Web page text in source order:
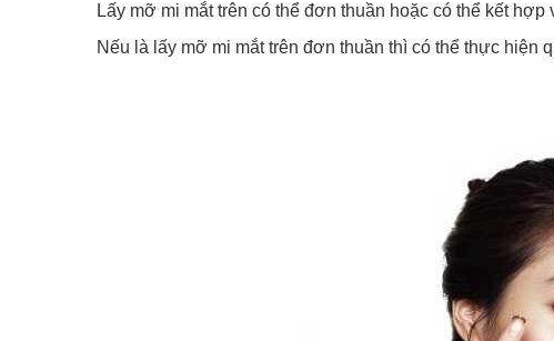
Lấy mỡ mi mắt trên có thể đơn thuần hoặc có thể kết
Nếu là lấy mỡ mi mắt trên đơn thuần thì có thể thực